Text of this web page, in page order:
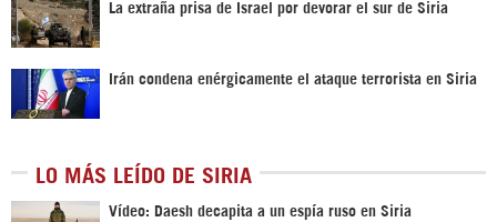
La extraña prisa de Israel por devorar el sur de Siria
Irán condena enérgicamente el ataque terrorista en Siria
LO MÁS LEÍDO DE SIRIA
Vídeo: Daesh decapita a un espía ruso en Siria